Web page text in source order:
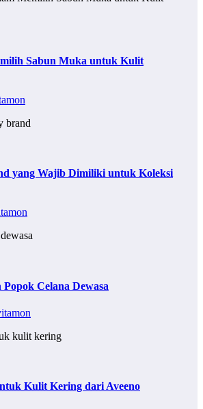
Sabun Muka untuk Kulit
yang Wajib Dimiliki untuk Koleksi
Celana Dewasa
Kulit Kering dari Aveeno